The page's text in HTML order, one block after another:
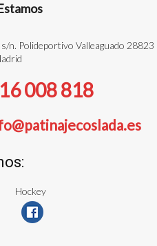
n. Polideportivo Valleaguado 28823
008 818
Hockey